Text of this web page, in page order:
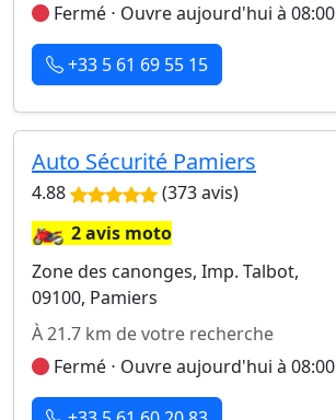
Fermé ⋅ Ouvre aujourd'hui à 08:00
+33 5 61 69 55 15
Auto Sécurité Pamiers
4.88 (373 avis)
🏍️2 avis moto
Zone des canonges, Imp. Talbot,
09100, Pamiers
À 21.7 km de votre recherche
Fermé ⋅ Ouvre aujourd'hui à 08:00